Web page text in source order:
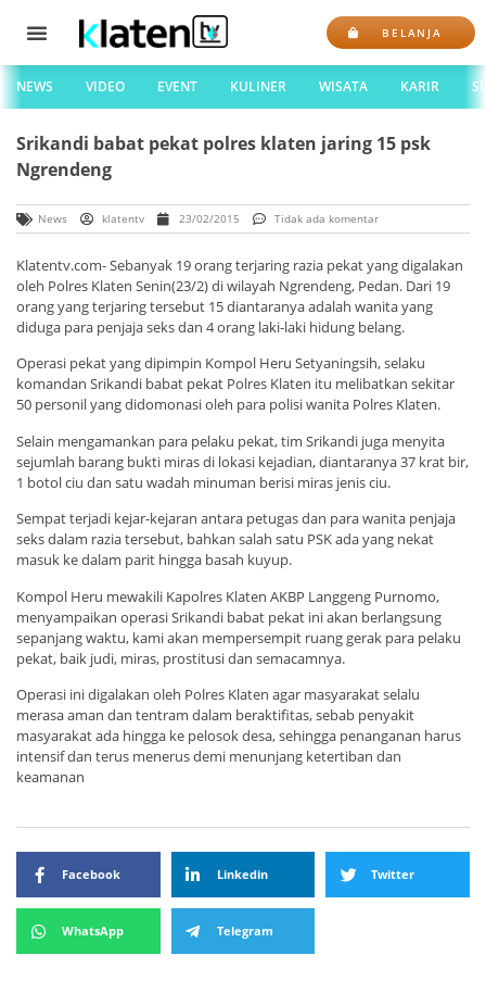
BELANJA
NEWS VIDEO EVENT KULINER WISATA KARIR
Srikandi babat pekat polres klaten jaring 15 psk
Ngrendeng
News klatentv 23/02/2015 Tidak ada komentar
Klatentv.com- Sebanyak 19 orang terjaring razia pekat yang digalakan
oleh Polres Klaten Senin(23/2) di wilayah Ngrendeng, Pedan. Dari 19
orang yang terjaring tersebut 15 diantaranya adalah wanita yang
diduga para penjaja seks dan 4 orang laki-laki hidung belang.
Operasi pekat yang dipimpin Kompol Heru Setyaningsih, selaku
komandan Srikandi babat pekat Polres Klaten itu melibatkan sekitar
50 personil yang didomonasi oleh para polisi wanita Polres Klaten.
Selain mengamankan para pelaku pekat, tim Srikandi juga menyita
sejumlah barang bukti miras di lokasi kejadian, diantaranya 37 krat bir,
1 botol ciu dan satu wadah minuman berisi miras jenis ciu.
Sempat terjadi kejar-kejaran antara petugas dan para wanita penjaja
seks dalam razia tersebut, bahkan salah satu PSK ada yang nekat
masuk ke dalam parit hingga basah kuyup.
Kompol Heru mewakili Kapolres Klaten AKBP Langgeng Purnomo,
menyampaikan operasi Srikandi babat pekat ini akan berlangsung
sepanjang waktu, kami akan mempersempit ruang gerak para pelaku
pekat, baik judi, miras, prostitusi dan semacamnya.
Operasi ini digalakan oleh Polres Klaten agar masyarakat selalu
merasa aman dan tentram dalam beraktifitas, sebab penyakit
masyarakat ada hingga ke pelosok desa, sehingga penanganan harus
intensif dan terus menerus demi menunjang ketertiban dan
keamanan
Facebook Linkedin Twitter
WhatsApp Telegram